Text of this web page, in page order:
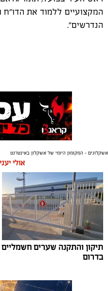
המקצועיים ללמוד את
הנדרשים".
אשקלונים - המקומון היומי של אשקלון באינטרנט
אולי
תיקון והתקנה שערים חשמליים
בדרום